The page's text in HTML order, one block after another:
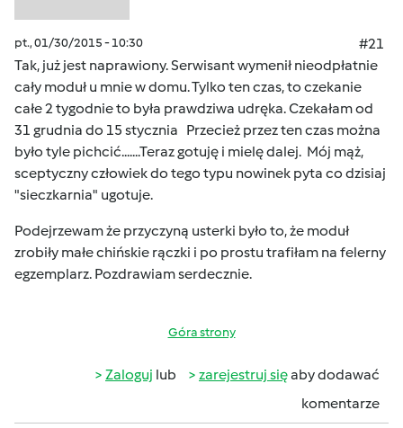
pt., 01/30/2015 - 10:30
#21
Tak, już jest naprawiony. Serwisant wymenił nieodpłatnie
cały moduł u mnie w domu. Tylko ten czas, to czekanie
całe 2 tygodnie to była prawdziwa udręka. Czekałam od
31 grudnia do 15 stycznia Przecież przez ten czas można
było tyle pichcić.......Teraz gotuję i mielę dalej. Mój mąż,
sceptyczny człowiek do tego typu nowinek pyta co dzisiaj
"sieczkarnia" ugotuje.
Podejrzewam że przyczyną usterki było to, że moduł
zrobiły małe chińskie rączki i po prostu trafiłam na felerny
egzemplarz. Pozdrawiam serdecznie.
Góra strony
Zaloguj lub zarejestruj sięaby dodawać
komentarze